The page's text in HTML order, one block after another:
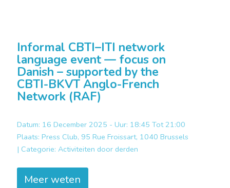
Informal CBTI–ITI network
language event — focus on
Danish – supported by the
CBTI-BKVT Anglo-French
Network (RAF)
Datum: 16 December 2025 - Uur: 18:45 Tot 21:00
Plaats: Press Club, 95 Rue Froissart, 1040 Brussels
| Categorie: Activiteiten door derden
Meer weten